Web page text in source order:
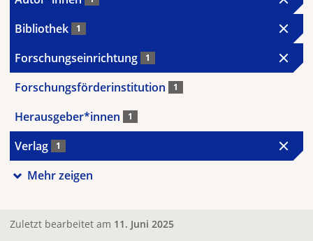
Bibliothek 1
Forschungseinrichtung 1
Forschungsförderinstitution 1
Herausgeber*innen 1
Verlag 1
Mehr zeigen
Zuletzt bearbeitet am 11. Juni 2025